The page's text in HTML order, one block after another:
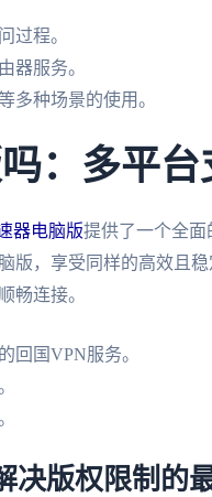
过程。
器服务。
多种场景的使用。
：多平
器电脑版提供了一个全
版，享受同样的高效且
畅连接。
回国VPN服务。
决版权限制的